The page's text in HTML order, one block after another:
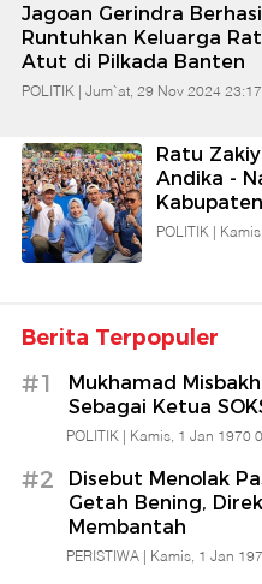
Jagoan Gerindra
Runtuhkan Keluarga
Atut di Pilkada Banten
POLITIK | Jum`at, 29 Nov 2024 23:17
Ratu
Andika -
POLITIK |
Berita Terpopuler
#1
Mukhamad
Sebagai Ketua
POLITIK | Kamis, 1 Jan 1970
#2
Disebut Menolak
Getah Bening,
Membantah
PERISTIWA | Kamis, 1 Jan